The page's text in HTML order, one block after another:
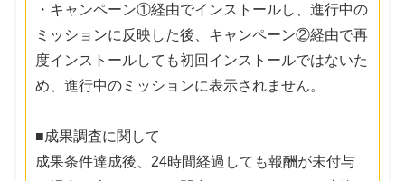
・キャンペーン①経由でインストールし、進行中の
ミッションに反映した後、キャンペーン②経由で再
度インストールしても初回インストールではないた
め、進行中のミッションに表示されません。
■成果調査に関して
成果条件達成後、24時間経過しても報酬が未付与